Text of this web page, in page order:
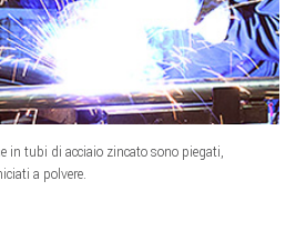
in tubi di acciaio zincato sono piegati,
a polvere.